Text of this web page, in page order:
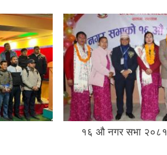
१६ औ नगर सभा २०८१